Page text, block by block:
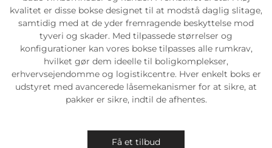
kvalitet er disse bokse designet til at modstå daglig slitage,
samtidig med at de yder fremragende beskyttelse mod
tyveri og skader. Med tilpassede størrelser og
konfigurationer kan vores bokse tilpasses alle rumkrav,
hvilket gør dem ideelle til boligkomplekser,
erhvervsejendomme og logistikcentre. Hver enkelt boks er
udstyret med avancerede låsemekanismer for at sikre, at
pakker er sikre, indtil de afhentes.
Få et tilbud